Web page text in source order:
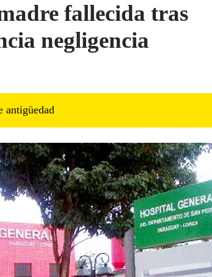
fallecida tras
negligencia
antigüedad